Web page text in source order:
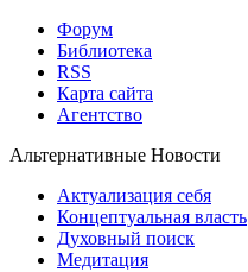
Форум
Библиотека
RSS
Карта сайта
Агентство
Альтернативные Новости
Актуализация себя
Концептуальная власть
Духовный поиск
Медитация